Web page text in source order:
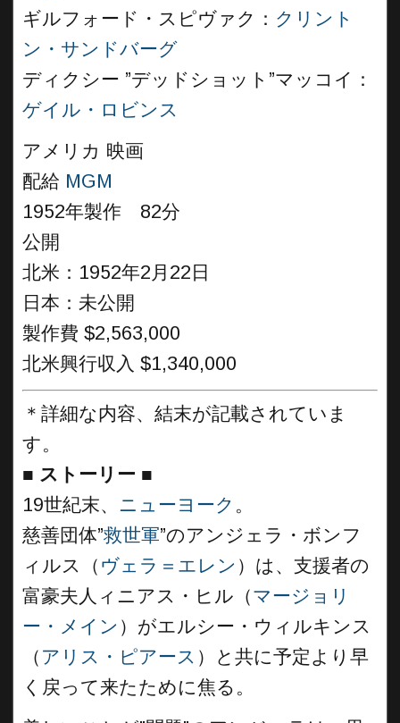
ギルフォード・スピヴァク： クリント
ン・サンドバーグ
ディクシー ”デッドショット”マッコイ：
ゲイル・ロビンス
アメリカ 映画
配給 MGM
1952年製作 82分
公開
北米：1952年2月22日
日本：未公開
製作費 $2,563,000
北米興行収入 $1,340,000
＊詳細な内容、結末が記載されていま
す。
■ ストーリー ■
19世紀末、 ニューヨーク 。
慈善団体”救世軍”のアンジェラ・ボンフ
ィルス（ ヴェラ＝エレン ）は、支援者の
富豪夫人ィニアス・ヒル（マージョリ
ー・メイン ）がエルシー・ウィルキンス
（ アリス・ピアース ）と共に予定より早
く戻って来たために焦る。